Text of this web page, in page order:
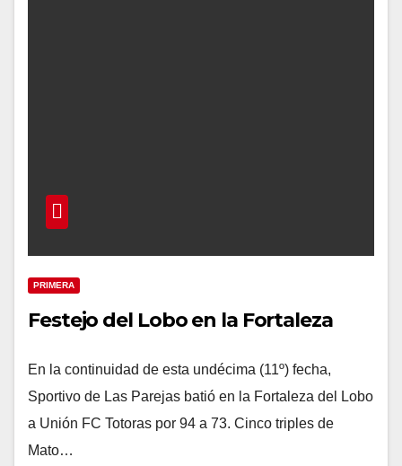
PRIMERA
Festejo del Lobo en la Fortaleza
En la continuidad de esta undécima (11º) fecha,
Sportivo de Las Parejas batió en la Fortaleza del Lobo
a Unión FC Totoras por 94 a 73. Cinco triples de
Mato…